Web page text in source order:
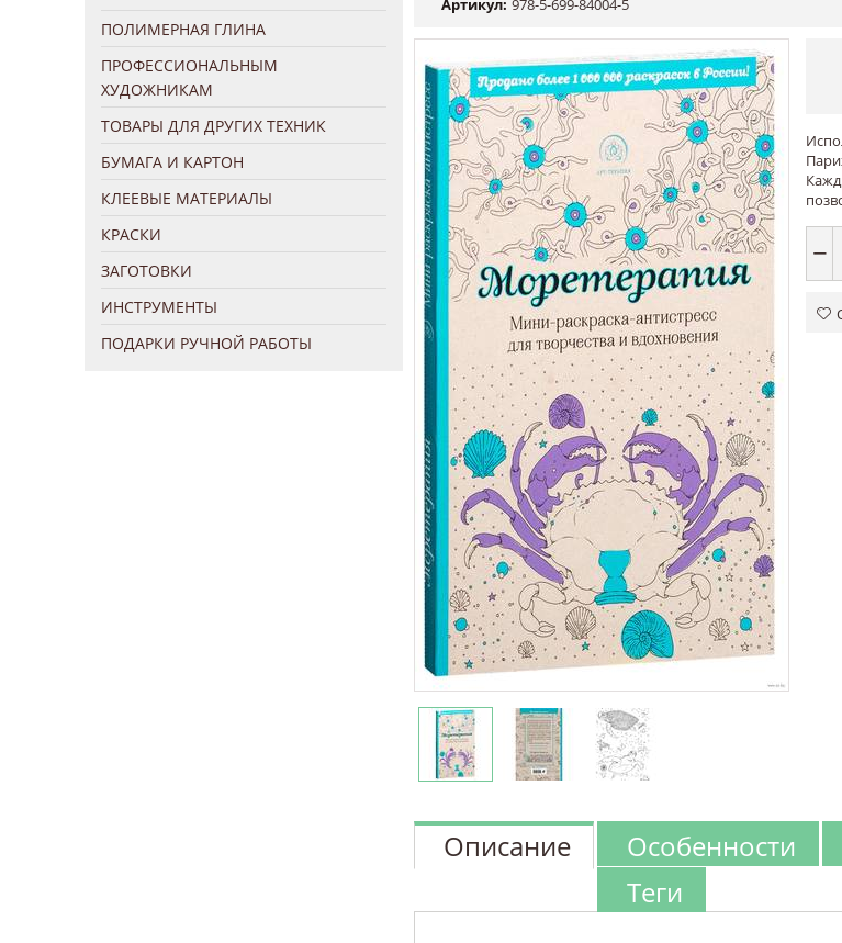
ПОЛИМЕРНАЯ ГЛИНА
ПРОФЕССИОНАЛЬНЫМ
ХУДОЖНИКАМ
ТОВАРЫ ДЛЯ ДРУГИХ ТЕХНИК
БУМАГА И КАРТОН
КЛЕЕВЫЕ МАТЕРИАЛЫ
КРАСКИ
ЗАГОТОВКИ
ИНСТРУМЕНТЫ
ПОДАРКИ РУЧНОЙ РАБОТЫ
−
Описание Особенности
Теги